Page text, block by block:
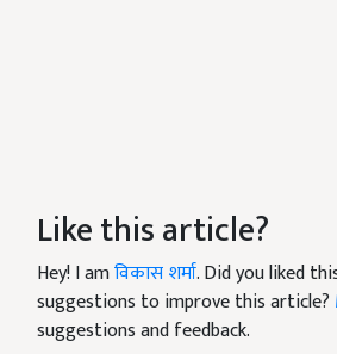
Like this article?
Hey! I amविकास शर्मा. Did you liked
suggestions to improve this article?
suggestions and feedback.